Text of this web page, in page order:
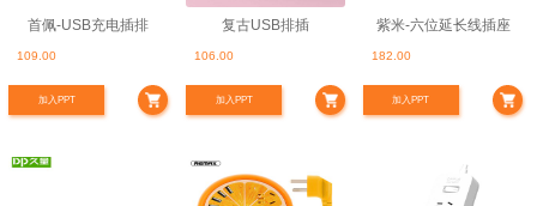
首佩-USB充电插排
109.00
加入PPT
复古USB排插
106.00
加入PPT
紫米-六位延长线插座
182.00
加入PPT